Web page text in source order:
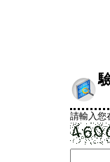
請輸入您